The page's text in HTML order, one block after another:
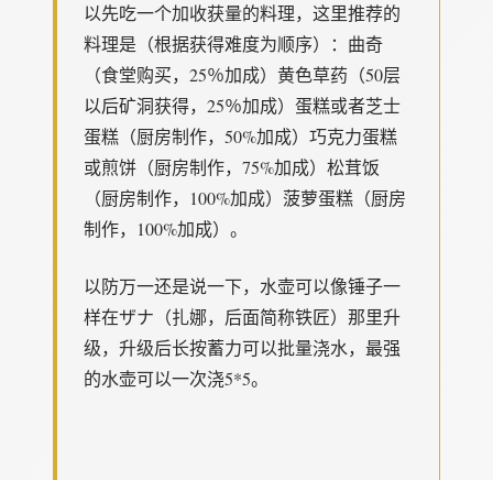
以先吃一个加收获量的料理，这里推荐的
料理是（根据获得难度为顺序）：曲奇
（食堂购买，25％加成）黄色草药（50层
以后矿洞获得，25％加成）蛋糕或者芝士
蛋糕（厨房制作，50%加成）巧克力蛋糕
或煎饼（厨房制作，75%加成）松茸饭
（厨房制作，100%加成）菠萝蛋糕（厨房
制作，100%加成）。
以防万一还是说一下，水壶可以像锤子一
样在ザナ（扎娜，后面简称铁匠）那里升
级，升级后长按蓄力可以批量浇水，最强
的水壶可以一次浇5*5。